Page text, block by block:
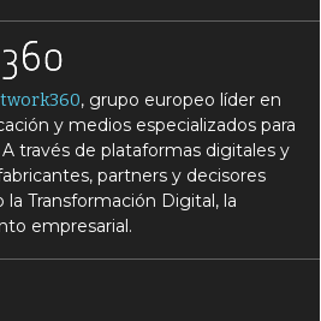
, grupo europeo líder en
y medios especializados para
través de plataformas digitales y
partners y decisores
Transformación Digital, la
empresarial.